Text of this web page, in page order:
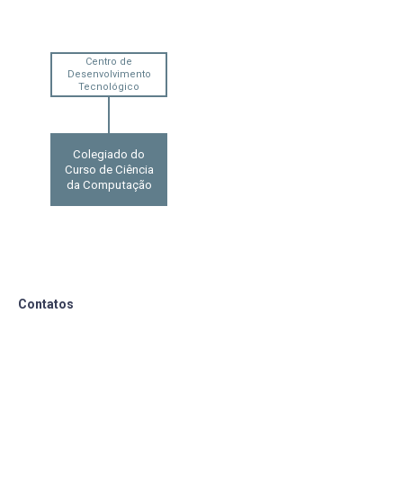
Centro de
Desenvolvimento
Tecnológico
Colegiado do
Curso de Ciência
da Computação
Contatos